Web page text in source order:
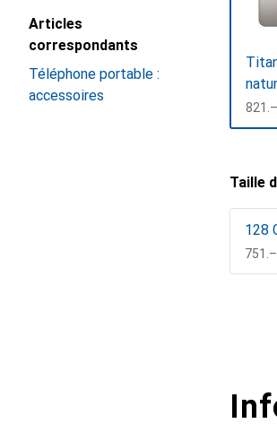
Articles
correspondants
Téléphone portable :
accessoires
CHF
821.–
Taille
128
CHF
751.–